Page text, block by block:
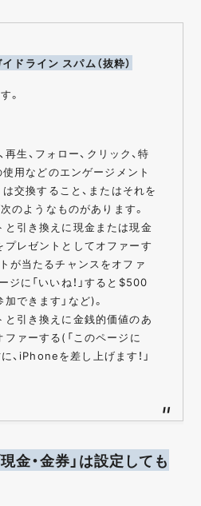
ドライン スパム（抜粋）
。
再生、フォロー、クリック、特
用などのエンゲージメント
交換すること、またはそれを
のようなものがあります。
と引き換えに現金または現金
プレゼントとしてオファーす
が当たるチャンスをオファ
ジに「いいね！」すると$500
できます」など)。
と引き換えに金銭的価値のあ
ァーする(「このページに
に、iPhoneを差し上げます！」
金・金券」は設定しても